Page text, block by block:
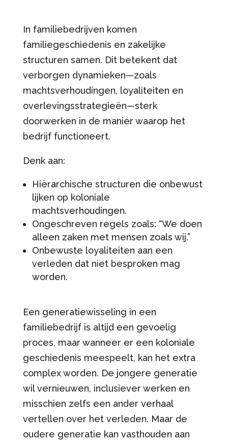
In familiebedrijven komen
familiegeschiedenis en zakelijke
structuren samen. Dit betekent dat
verborgen dynamieken—zoals
machtsverhoudingen, loyaliteiten en
overlevingsstrategieën—sterk
doorwerken in de manier waarop het
bedrijf functioneert.
Denk aan:
Hiërarchische structuren die onbewust
lijken op koloniale
machtsverhoudingen.
Ongeschreven regels zoals: “We doen
alleen zaken met mensen zoals wij.”
Onbewuste loyaliteiten aan een
verleden dat niet besproken mag
worden.
Een generatiewisseling in een
familiebedrijf is altijd een gevoelig
proces, maar wanneer er een koloniale
geschiedenis meespeelt, kan het extra
complex worden. De jongere generatie
wil vernieuwen, inclusiever werken en
misschien zelfs een ander verhaal
vertellen over het verleden. Maar de
oudere generatie kan vasthouden aan